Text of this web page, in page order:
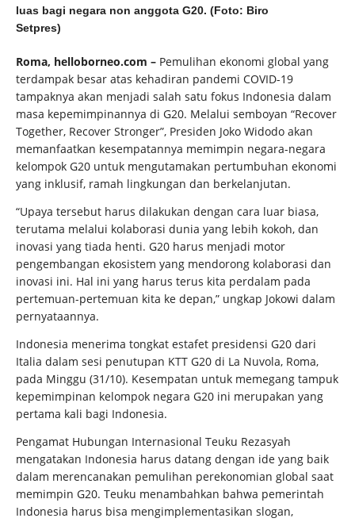
luas bagi negara non anggota G20. (Foto: Biro
Setpres)
Roma, helloborneo.com – Pemulihan ekonomi global yang
terdampak besar atas kehadiran pandemi COVID-19
tampaknya akan menjadi salah satu fokus Indonesia dalam
masa kepemimpinannya di G20. Melalui semboyan “Recover
Together, Recover Stronger”, Presiden Joko Widodo akan
memanfaatkan kesempatannya memimpin negara-negara
kelompok G20 untuk mengutamakan pertumbuhan ekonomi
yang inklusif, ramah lingkungan dan berkelanjutan.
“Upaya tersebut harus dilakukan dengan cara luar biasa,
terutama melalui kolaborasi dunia yang lebih kokoh, dan
inovasi yang tiada henti. G20 harus menjadi motor
pengembangan ekosistem yang mendorong kolaborasi dan
inovasi ini. Hal ini yang harus terus kita perdalam pada
pertemuan-pertemuan kita ke depan,” ungkap Jokowi dalam
pernyataannya.
Indonesia menerima tongkat estafet presidensi G20 dari
Italia dalam sesi penutupan KTT G20 di La Nuvola, Roma,
pada Minggu (31/10). Kesempatan untuk memegang tampuk
kepemimpinan kelompok negara G20 ini merupakan yang
pertama kali bagi Indonesia.
Pengamat Hubungan Internasional Teuku Rezasyah
mengatakan Indonesia harus datang dengan ide yang baik
dalam merencanakan pemulihan perekonomian global saat
memimpin G20. Teuku menambahkan bahwa pemerintah
Indonesia harus bisa mengimplementasikan slogan,